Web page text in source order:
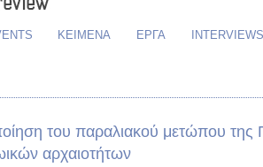
ΚΕΙΜΕΝΑ ΕΡΓΑ INTERVIEWS
του παραλιακού μετώπου της
αρχαιοτήτων